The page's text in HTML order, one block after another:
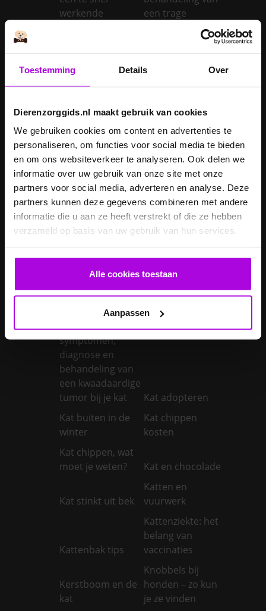
Toestemming Details Over
Dierenzorggids.nl maakt gebruik van cookies
We gebruiken cookies om content en advertenties te
personaliseren, om functies voor social media te bieden
en om ons websiteverkeer te analyseren. Ook delen we
informatie over uw gebruik van onze site met onze
partners voor social media, adverteren en analyse. Deze
partners kunnen deze gegevens combineren met andere
informatie die u aan ze heeft verstrekt of die ze hebben
verzameld op basis van uw gebruik van hun services.
Alle cookies toestaan
Aanpassen
werkende
een trage
Inentingen hond
Is een kerstboom
honden?
Je cavia verzorgen diarree
Je hond wordt
geopereerd – wat
kan je
verwachten?
Je kat naar een
pension brengen
Je kat wordt
geopereerd – wat
kan je
verwachten?
Je kater laten
castreren
Je konijn laten
castreren
Je konijn laten
steriliseren
Je konijnen
Kanker bij katten:
symptomen,
diagnose en
behandeling van
een kwaadaardige
tumor bij je kat
Kat adopteren
Kat buiten in de
winter
Kat chippen
kosten
Kat chippen, wat
moet je weten?
Kat en chocolade
Kat stinkt uit bek
Katten en
vuurwerk
Kattenbak tips
Kattenziekte: het
belang van
vaccinaties
Kerstboom en de
kat
Knobbels bij
honden – zo kun
je ze vinden